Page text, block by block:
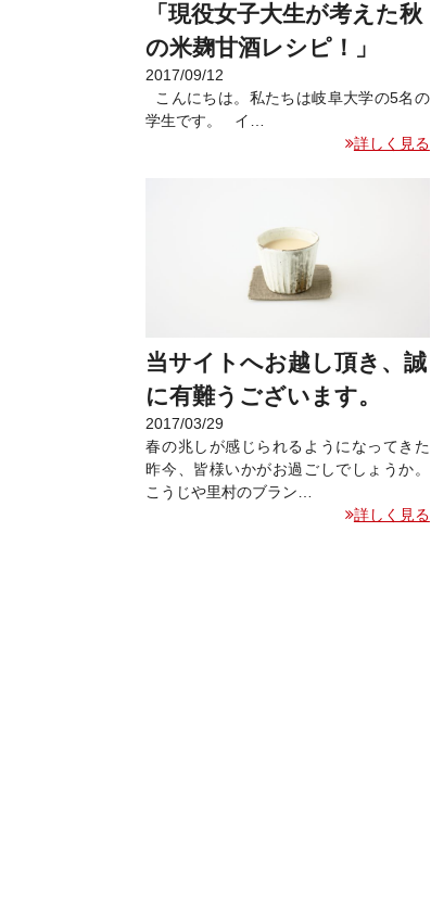
「現役女子大生が考えた秋
の米麹甘酒レシピ！」
2017/09/12
こんにちは。私たちは岐阜大学の5名の
学生です。 イ…
詳しく見る
当サイトへお越し頂き、誠
に有難うございます。
2017/03/29
春の兆しが感じられるようになってきた
昨今、皆様いかがお過ごしでしょうか。
こうじや里村のブラン…
詳しく見る